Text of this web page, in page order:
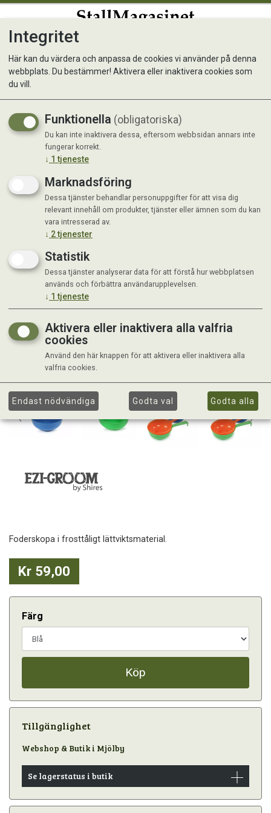
EZI-Groom Foderskopa
Foderskopa i frosttåligt lättviktsmaterial.
Kr 59,00
Färg
Köp
Tillgänglighet
Webshop & Butik i Mjölby
Se lagerstatus i butik
Integritet
Här kan du värdera och anpassa de cookies vi använder på denna
webbplats. Du bestämmer! Aktivera eller inaktivera cookies som
du vill.
Funktionella (obligatoriska)
Du kan inte inaktivera dessa, eftersom webbsidan annars inte
fungerar korrekt.
↓ 1 tjeneste
Marknadsföring
Dessa tjänster behandlar personuppgifter för att visa dig
relevant innehåll om produkter, tjänster eller ämnen som du kan
vara intresserad av.
↓ 2tjenester
Statistik
Dessa tjänster analyserar data för att förstå hur webbplatsen
används och förbättra användarupplevelsen.
↓ 1 tjeneste
Aktivera eller inaktivera alla valfria
cookies
Använd den här knappen för att aktivera eller inaktivera alla
valfria cookies.
Endast nödvändiga Godta val Godta alla